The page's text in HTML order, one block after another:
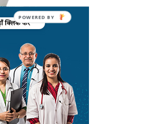
POWERED
BY